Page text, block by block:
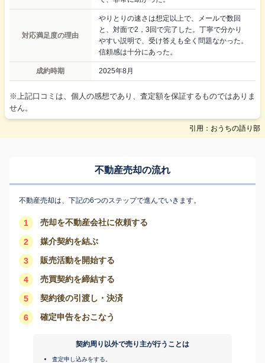
対応満足度の理由
やりとりの速さは想定以上で、メールで数回
と、対面で2，3回で完了した。丁寧で分かり
やすい説明で、受け答えも全く問題なかった。
信頼感は十分にあった。
成約時期 2025年8月
※上記口コミは、個人の感想であり、査定額を保証するものではありま
せん。
引用：おうちの語り部
不動産売却の流れ
不動産売却は、下記の6つのステップで進んでいきます。
1 売却を不動産会社に依頼する
2 媒介契約を結ぶ
3 販売活動を開始する
4 売買契約を締結する
5 契約後の引渡し・決済
6 確定申告をおこなう
契約周り以外で売り主が行うことは
査定申し込みをする。